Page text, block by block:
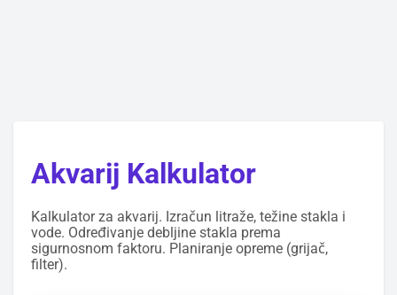
Akvarij Kalkulator
Kalkulator za akvarij. Izračun litraže, težine stakla i
vode. Određivanje debljine stakla prema
sigurnosnom faktoru. Planiranje opreme (grijač,
filter).